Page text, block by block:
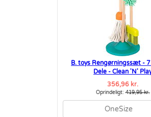
B. toys Rengørningssæt -
Dele - Clean 'N'
356,96 kr.
Oprindeligt:419,95 kr.
OneSize